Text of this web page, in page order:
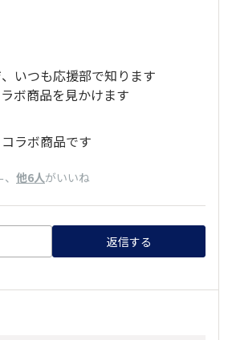
いつも応援部で知ります
ボ商品を見かけます
ラボ商品です
、 他6人がいいね
返信する